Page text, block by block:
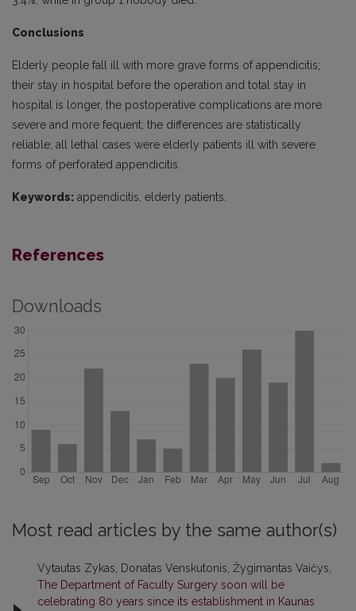
Conclusions
Elderly people fall ill with more grave forms of appendicitis;
their stay in hospital before the operation and total stay in
hospital is longer, the postoperative complications are more
severe and more fequent; the differences are statistically
reliable; all lethal cases were elderly patients ill with severe
forms of perforated appendicitis.
Keywords: appendicitis, elderly patients.
References
Downloads
Most read articles by the same author(s)
Vytautas Zykas, Donatas Venskutonis, Žygimantas Vaičys,
The Department of Faculty Surgery soon will be
celebrating 80 years since its establishment in Kaunas